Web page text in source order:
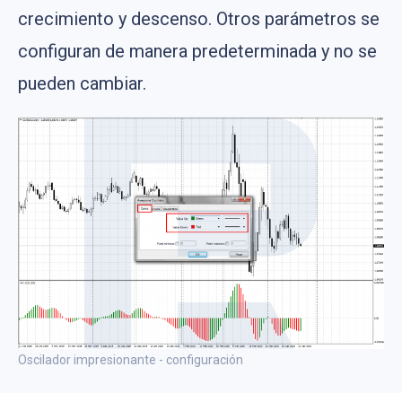
crecimiento y descenso. Otros parámetros se
configuran de manera predeterminada y no se
pueden cambiar.
Oscilador impresionante - configuración